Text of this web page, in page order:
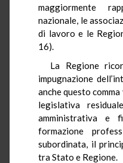
maggiormente
nazionale, le
di lavoro e le
16).
La Regione
impugnazione
anche questo
legislativa
amministrativa e
formazione
subordinata, il
tra Stato e Regione.